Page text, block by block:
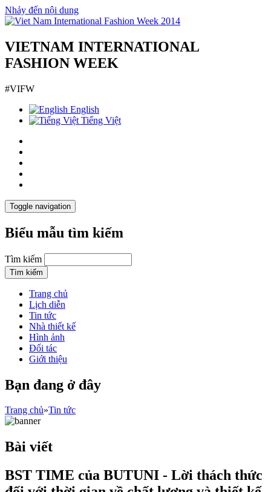
Nhảy đến nội dung
VIETNAM INTERNATIONAL
FASHION WEEK
#VIFW
English
Tiếng Việt
Toggle navigation
Biểu mẫu tìm kiếm
Tìm kiếm
Trang chủ
Lịch diễn
Tin tức
Nhà thiết kế
Hình ảnh
Đối tác
Giới thiệu
Bạn đang ở đây
Trang chủ»Tin tức
Bài viết
BST TIME của BUTUNI - Lời thách thức